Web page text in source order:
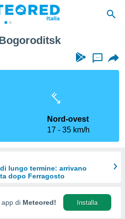
...
Nord-ovest
17
35 km/h
lungo termine: arrivano
dopo Ferragosto
app di Meteored! Installa